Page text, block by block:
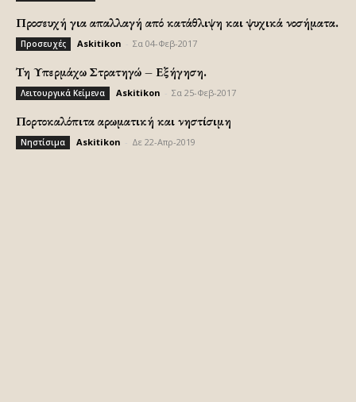
Προσευχή για απαλλαγή από κατάθλιψη και ψυχικά νοσήματα.
Προσευχές Askitikon Σα 04-Φεβ-2017
Τη Υπερμάχω Στρατηγώ – Εξήγηση.
Λειτουργικά Κείμενα Askitikon Σα 25-Φεβ-2017
Πορτοκαλόπιτα αρωματική και νηστίσιμη
Νηστίσιμα Askitikon Δε 22-Απρ-2019